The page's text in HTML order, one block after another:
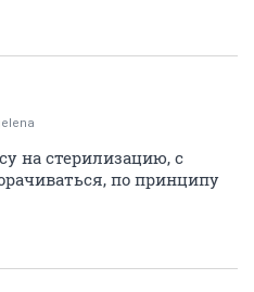
на стерилизацию, с
по принципу